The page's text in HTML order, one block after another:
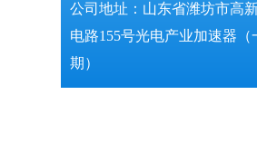
公司地址：山东省潍坊市高
电路155号光电产业加速器（
期）